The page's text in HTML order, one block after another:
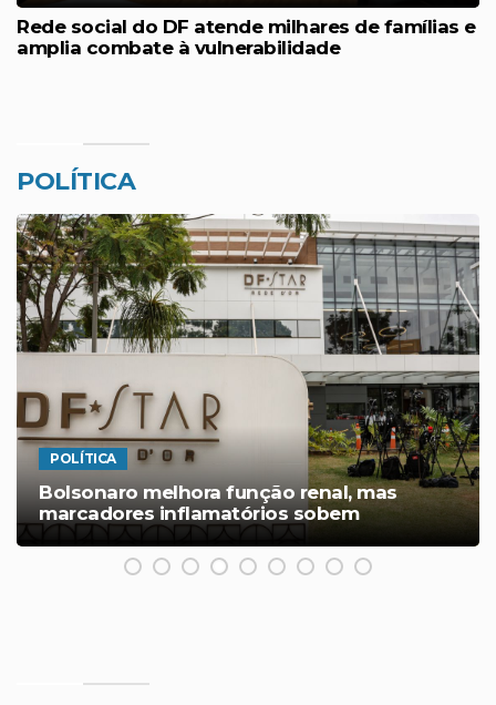
Rede social do DF atende milhares de famílias e
amplia combate à vulnerabilidade
POLÍTICA
POLÍTICA
Bolsonaro tem piora da função renal e
aumento de inflamação